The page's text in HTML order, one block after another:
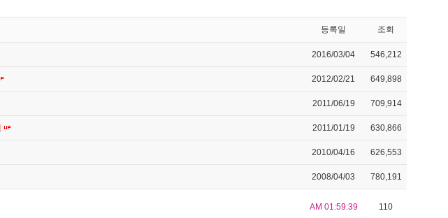
등록일 조회
2016/03/04 546,212
2012/02/21 649,898
2011/06/19 709,914
2011/01/19 630,866
2010/04/16 626,553
2008/04/03 780,191
AM 01:59:39 110